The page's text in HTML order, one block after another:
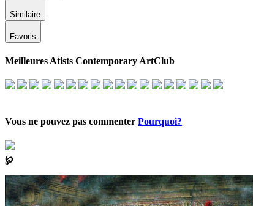
Similaire
Favoris
Meilleures Atists Contemporary ArtClub
Vous ne pouvez pas commenter Pourquoi?
℘